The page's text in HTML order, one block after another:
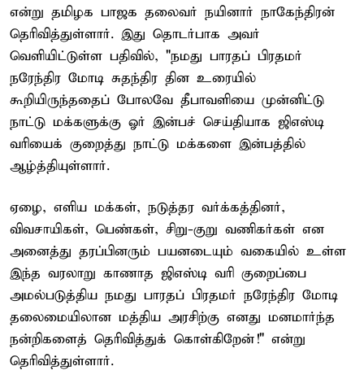
என்று தமிழக பாஜக தலைவர் நயினார் நாகேந்திரன்
தெரிவித்துள்ளார். இது தொடர்பாக அவர்
வெளியிட்டுள்ள பதிவில், "நமது பாரதப் பிரதமர்
நரேந்திர மோடி சுதந்திர தின உரையில்
கூறியிருந்ததைப் போலவே தீபாவளியை முன்னிட்டு
நாட்டு மக்களுக்கு ஓர் இன்பச் செய்தியாக ஜிஎஸ்டி
வரியைக் குறைத்து நாட்டு மக்களை இன்பத்தில்
ஆழ்த்தியுள்ளார்.
ஏழை, எளிய மக்கள், நடுத்தர வர்க்கத்தினர்,
விவசாயிகள், பெண்கள், சிறு-குறு வணிகர்கள் என
அனைத்து தரப்பினரும் பயனடையும் வகையில் உள்ள
இந்த வரலாறு காணாத ஜிஎஸ்டி வரி குறைப்பை
அமல்படுத்திய நமது பாரதப் பிரதமர் நரேந்திர மோடி
தலைமையிலான மத்திய அரசிற்கு எனது மனமார்ந்த
நன்றிகளைத் தெரிவித்துக் கொள்கிறேன்!" என்று
தெரிவித்துள்ளார்.